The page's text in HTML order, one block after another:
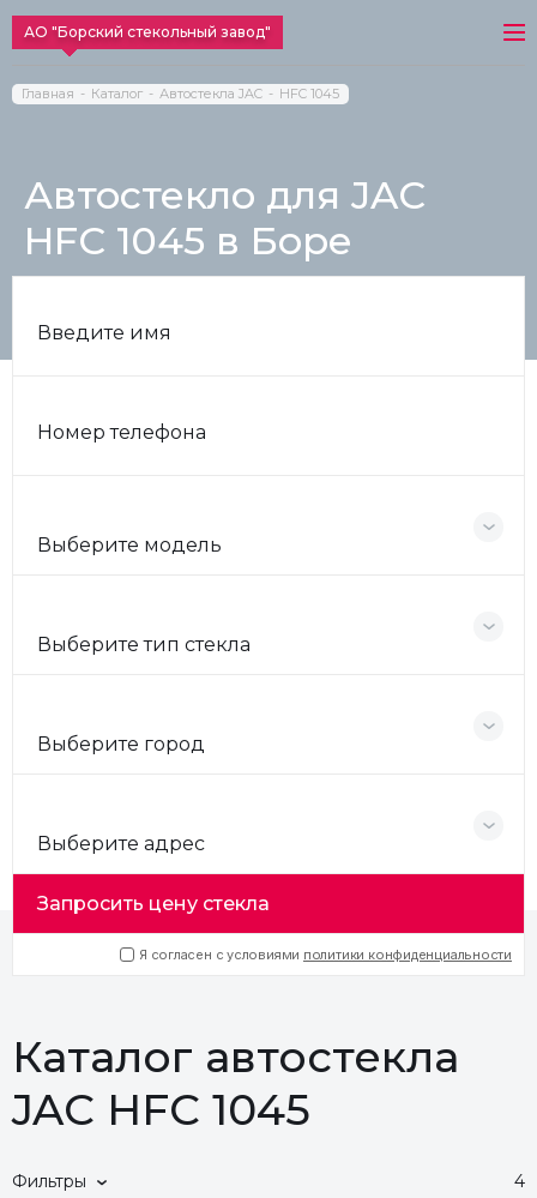
АО "Борский стекольный завод"
Главная Каталог Автостекла JAC HFC 1045
Автостекло для JAC
HFC 1045 в Боре
Введите имя
Номер телефона
Выберите модель
Выберите тип стекла
Выберите город
Выберите адрес
Запросить цену стекла
Я согласен с условиями политики конфиденциальности
Каталог автостекла
JAC HFC 1045
Фильтры 4